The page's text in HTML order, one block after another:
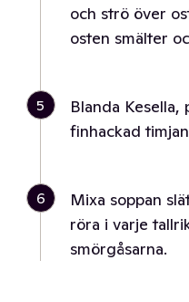
och strö över
osten smälter
5
Blanda Kesella,
finhackad
6
Mixa soppan
röra i varje
smörgåsarna.